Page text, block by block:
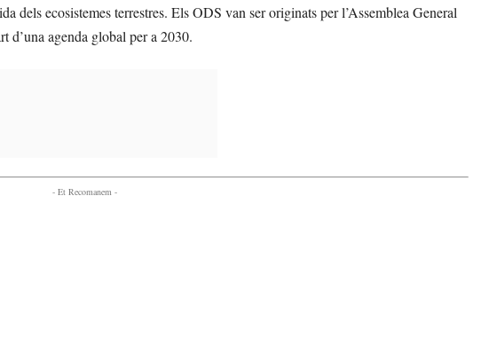
dels ecosistemes terrestres. Els ODS van ser originats per l’Assemblea General
d’una agenda global per a 2030.
- Et Recomanem -